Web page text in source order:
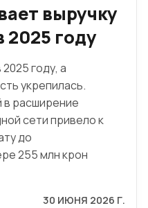
выручку
2025 году
году, а
укрепилась.
расширение
сети привело к
до
255 млн крон
30 ИЮНЯ 2026 Г.